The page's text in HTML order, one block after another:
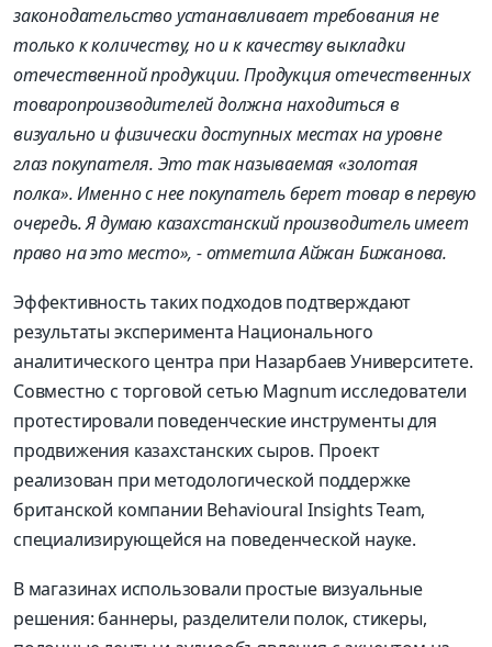
законодательство устанавливает требования не
только к количеству, но и к качеству выкладки
отечественной продукции. Продукция отечественных
товаропроизводителей должна находиться в
визуально и физически доступных местах на уровне
глаз покупателя. Это так называемая «золотая
полка». Именно с нее покупатель берет товар в первую
очередь. Я думаю казахстанский производитель имеет
право на это место», - отметила Айжан Бижанова.
Эффективность таких подходов подтверждают
результаты эксперимента Национального
аналитического центра при Назарбаев Университете.
Совместно с торговой сетью Magnum исследователи
протестировали поведенческие инструменты для
продвижения казахстанских сыров. Проект
реализован при методологической поддержке
британской компании Behavioural Insights Team,
специализирующейся на поведенческой науке.
В магазинах использовали простые визуальные
решения: баннеры, разделители полок, стикеры,